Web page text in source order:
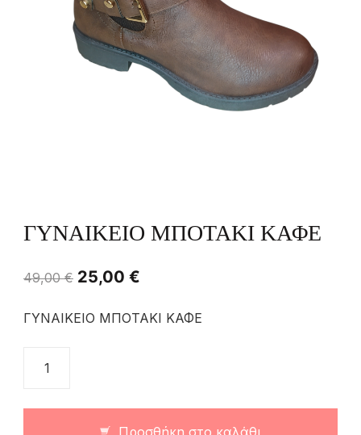
ΓΥΝΑΙΚΕΙΟ ΜΠΟΤΑΚΙ ΚΑΦΕ
49,00€ 25,00 €
ΓΥΝΑΙΚΕΙΟ ΜΠΟΤΑΚΙ ΚΑΦΕ
Προσθήκη στο καλάθι